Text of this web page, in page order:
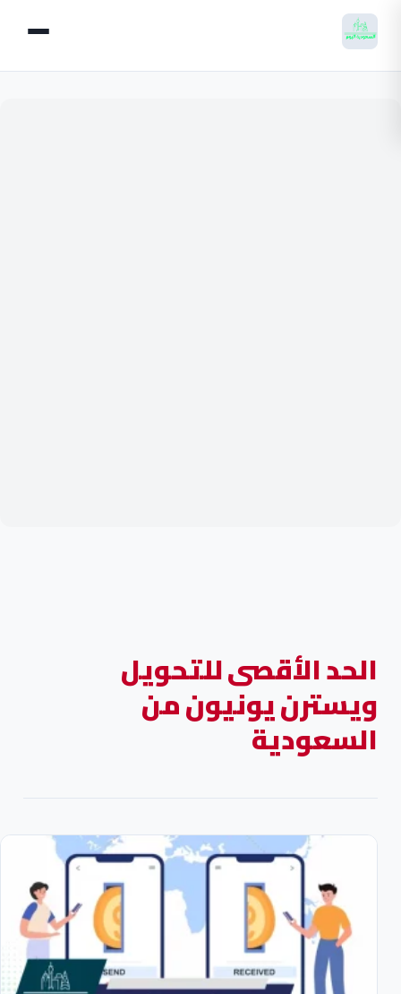
الحد الأقصى للتحويل
ويسترن يونيون من
السعودية